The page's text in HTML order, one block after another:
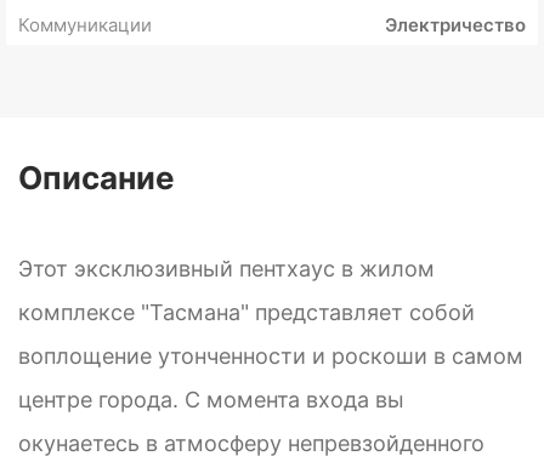
Коммуникации
Электричество
Описание
Этот эксклюзивный пентхаус в жилом
комплексе "Тасмана" представляет собой
воплощение утонченности и роскоши в самом
центре города. С момента входа вы
окунаетесь в атмосферу непревзойденного